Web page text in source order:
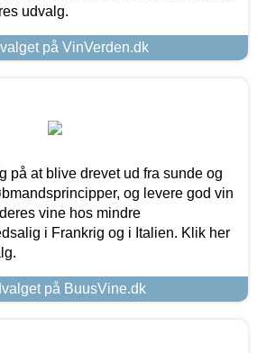
udvalg.
på VinVerden.dk
på at blive drevet ud fra sunde og
og levere god vin
vine hos mindre
i Frankrig og i Italien. Klik her
på BuusVine.dk